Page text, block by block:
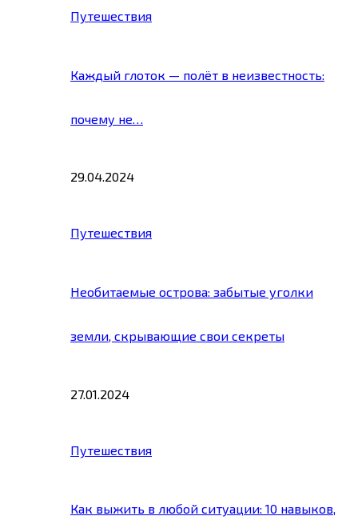
Путешествия
Каждый глоток — полёт в неизвестность:
почему не…
29.04.2024
Путешествия
Необитаемые острова: забытые уголки
земли, скрывающие свои секреты
27.01.2024
Путешествия
Как выжить в любой ситуации: 10 навыков,